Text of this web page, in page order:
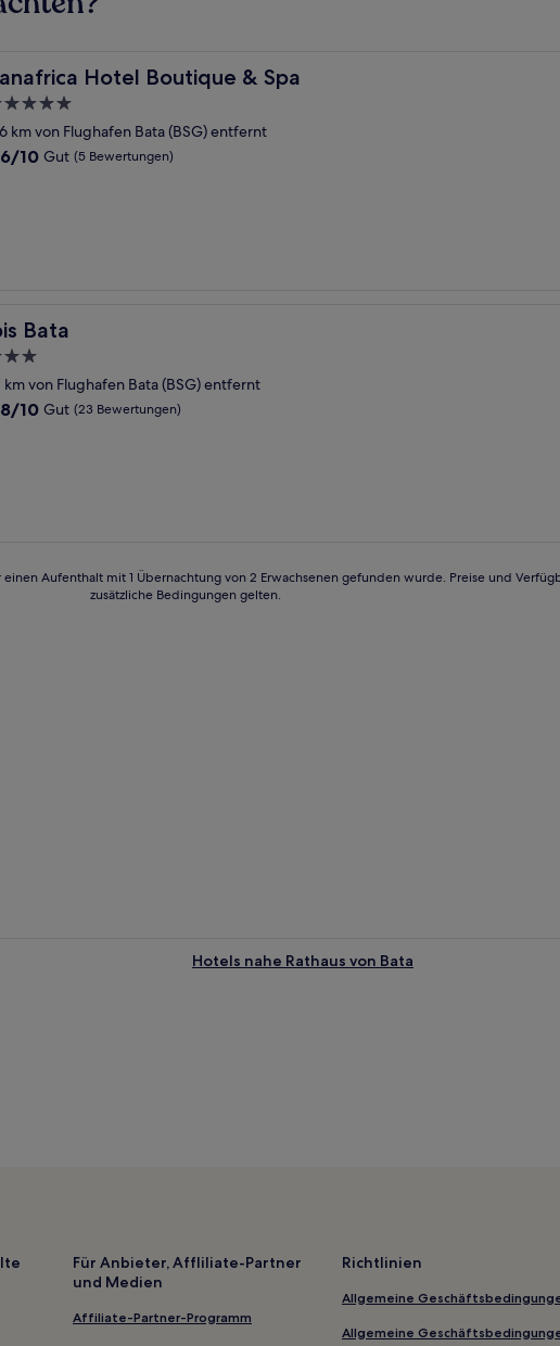
Hotel Boutique & Spa
Hotel Boutique & Spa
km von Flughafen Bata (BSG) entfernt
10 Gut (5 Bewertungen)
Bata
Bata
km von Flughafen Bata (BSG) entfernt
10 Gut (23 Bewertungen)
Aufenthalt mit 1 Übernachtung von 2 Erwachsenen gefunden wurde. Preise und
zusätzliche Bedingungen gelten.
Hotels nahe Rathaus von Bata
Für Anbieter, Affliliate-Partner
und Medien
Affiliate-Partner-Programm
Richtlinien
Allgemeine
Allgemeine